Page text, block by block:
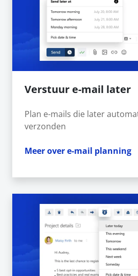
Verstuur e-mail later
Plan e-mails die later
verzonden
Meer over e-mail planning